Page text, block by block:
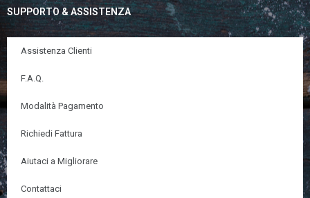
SUPPORTO & ASSISTENZA
Assistenza Clienti
F.A.Q.
Modalità Pagamento
Richiedi Fattura
Aiutaci a Migliorare
Contattaci